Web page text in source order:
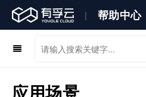
| 帮助中心
应用场景